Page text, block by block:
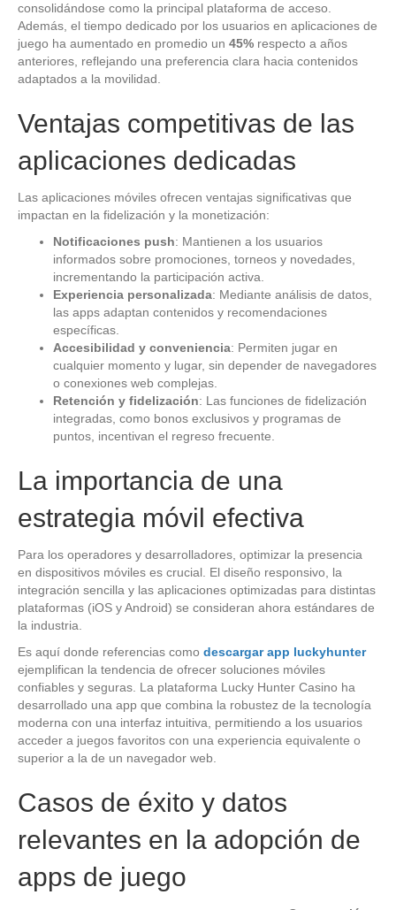
consolidándose como la principal plataforma de acceso.
Además, el tiempo dedicado por los usuarios en aplicaciones de
juego ha aumentado en promedio un 45% respecto a años
anteriores, reflejando una preferencia clara hacia contenidos
adaptados a la movilidad.
Ventajas competitivas de las
aplicaciones dedicadas
Las aplicaciones móviles ofrecen ventajas significativas que
impactan en la fidelización y la monetización:
Notificaciones push: Mantienen a los usuarios
informados sobre promociones, torneos y novedades,
incrementando la participación activa.
Experiencia personalizada: Mediante análisis de datos,
las apps adaptan contenidos y recomendaciones
específicas.
Accesibilidad y conveniencia: Permiten jugar en
cualquier momento y lugar, sin depender de navegadores
o conexiones web complejas.
Retención y fidelización: Las funciones de fidelización
integradas, como bonos exclusivos y programas de
puntos, incentivan el regreso frecuente.
La importancia de una
estrategia móvil efectiva
Para los operadores y desarrolladores, optimizar la presencia
en dispositivos móviles es crucial. El diseño responsivo, la
integración sencilla y las aplicaciones optimizadas para distintas
plataformas (iOS y Android) se consideran ahora estándares de
la industria.
Es aquí donde referencias como descargar app luckyhunter
ejemplifican la tendencia de ofrecer soluciones móviles
confiables y seguras. La plataforma Lucky Hunter Casino ha
desarrollado una app que combina la robustez de la tecnología
moderna con una interfaz intuitiva, permitiendo a los usuarios
acceder a juegos favoritos con una experiencia equivalente o
superior a la de un navegador web.
Casos de éxito y datos
relevantes en la adopción de
apps de juego